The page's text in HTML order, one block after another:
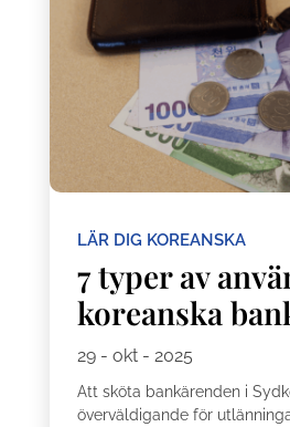
LÄR DIG KOREANSKA
7 typer av
koreanska
29 - okt - 2025
Att sköta bankärenden i
överväldigande för